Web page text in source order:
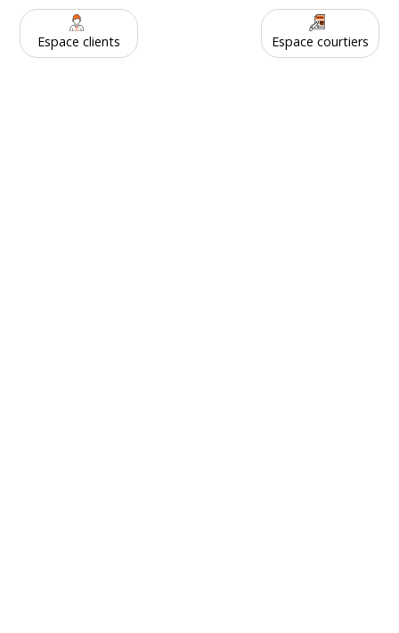
Espace clients Espace courtiers